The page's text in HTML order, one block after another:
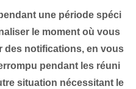
une période spéci
le moment où vous
des notifications, en vous
pendant les réuni
situation nécessitant le